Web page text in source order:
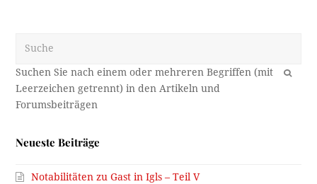
OK
Neueste Beiträge
Notabilitäten zu Gast in Igls – Teil V